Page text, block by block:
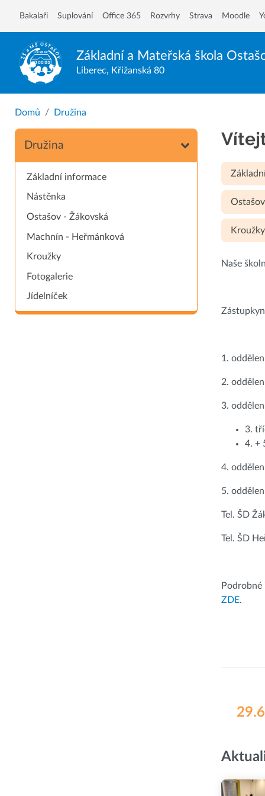
Základní a Mateřská škola
Liberec, Křižanská 80
Bakalaři Suplování Office 365 Rozvrhy Strava Moodle
Domů Družina
Družina
Základní informace
Nástěnka
Ostašov - Žákovská
Machnín - Heřmánková
Kroužky
Fotogalerie
Jídelníček
Kroužky
Naše
1.
2.
3.
3.
4. +
4.
5.
Tel. ŠD
Tel. ŠD
ZDE.